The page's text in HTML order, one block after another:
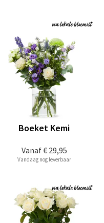
Vanaf€ 29,95
Boeket Kemi
Vandaag nog leverbaar